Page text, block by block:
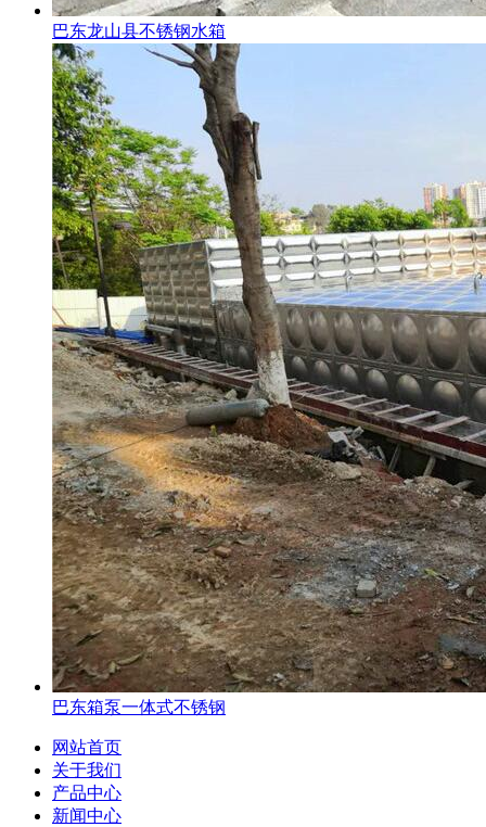
巴东龙山县不锈钢水箱
巴东箱泵一体式不锈钢
网站首页
关于我们
产品中心
新闻中心